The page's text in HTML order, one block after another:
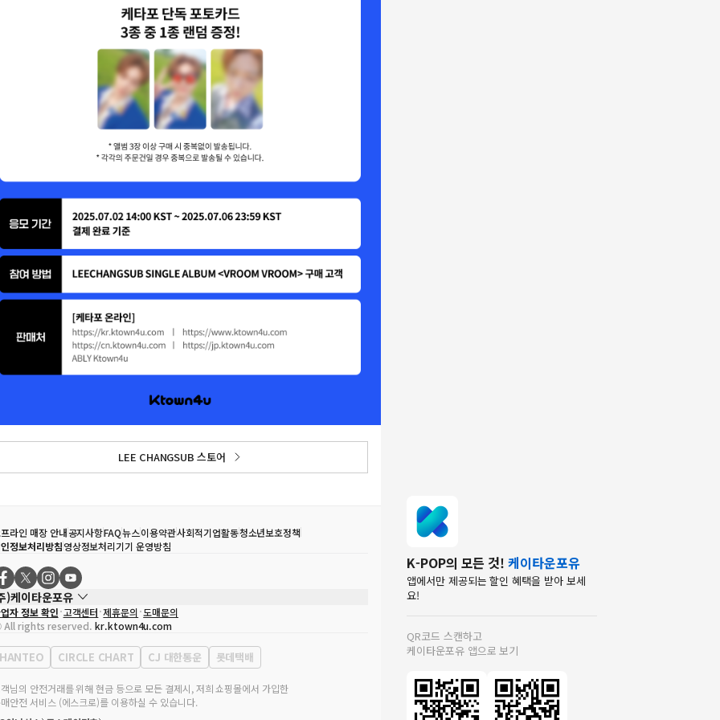
LEE CHANGSUB 스토어
라인 매장 안내공지사항FAQ뉴스이용약관사회적기업활동청소년보호정책
정보처리방침영상정보처리기기 운영방침
)케이타운포유
자
송효민
업자등록번호
120-87-71116
판매업 신고번호 제2011-서울강남-02223
표전화
02-552-9855
자 정보 확인 고객센터 제휴문의 도매문의
rights reserved. kr.ktown4u.com
HANTEO CIRCLE CHART CJ 대한통운 롯데택배
님의 안전거래를 위해 현금 등으로 모든 결제시, 저희 쇼핑몰에서 가입한
안전 서비스 (에스크로)를 이용하실 수 있습니다.
K-POP의 모든 것! 케이타운포유
앱에서만 제공되는 할인 혜택을 받아 보세
요!
QR코드 스캔하고
케이타운포유 앱으로 보기